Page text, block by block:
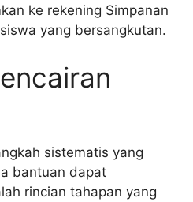
ke rekening Simpanan
yang bersangkutan.
sistematis yang
bantuan dapat
rincian tahapan yang